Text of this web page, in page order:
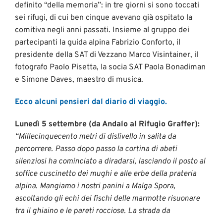
definito “della memoria”: in tre giorni si sono toccati
sei rifugi, di cui ben cinque avevano già ospitato la
comitiva negli anni passati. Insieme al gruppo dei
partecipanti la guida alpina Fabrizio Conforto, il
presidente della SAT di Vezzano Marco Visintainer, il
fotografo Paolo Pisetta, la socia SAT Paola Bonadiman
e Simone Daves, maestro di musica.
Ecco alcuni pensieri dal diario di viaggio.
Lunedì 5 settembre (da Andalo al Rifugio Graffer):
“Millecinquecento metri di dislivello in salita da
percorrere. Passo dopo passo la cortina di abeti
silenziosi ha cominciato a diradarsi, lasciando il posto al
soffice cuscinetto dei mughi e alle erbe della prateria
alpina. Mangiamo i nostri panini a Malga Spora,
ascoltando gli echi dei fischi delle marmotte risuonare
tra il ghiaino e le pareti rocciose. La strada da